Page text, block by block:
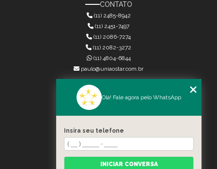
CONTATO
(11) 2485-8942
(11) 2451-7497
(11) 2086-7274
(11) 4804-6844
(11) 2082-3272
paulo@uniaostar.com.br
MENU
QUEM SOMOS
SERVIÇOS
CONTATO
CATEGORIAS
MAPA DO SITE
Olá! Fale agora pelo WhatsApp
Insira seu telefone
INICIAR CONVERSA